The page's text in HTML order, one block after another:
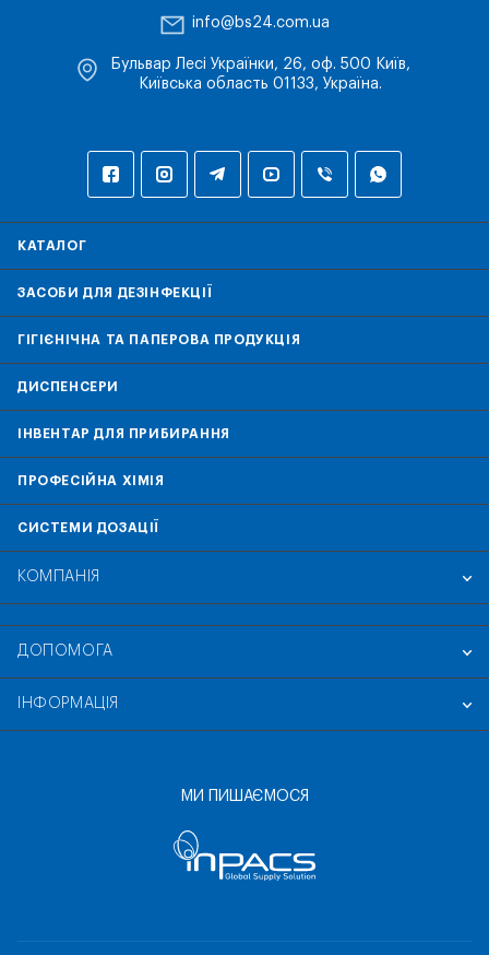
info@bs24.com.ua
Бульвар Лесі Українки, 26, оф. 500 Київ,
Київська область 01133, Україна.
КАТАЛОГ
ЗАСОБИ ДЛЯ ДЕЗІНФЕКЦІЇ
ГІГІЄНІЧНА ТА ПАПЕРОВА ПРОДУКЦІЯ
ДИСПЕНСЕРИ
ІНВЕНТАР ДЛЯ ПРИБИРАННЯ
ПРОФЕСІЙНА ХІМІЯ
СИСТЕМИ ДОЗАЦІЇ
КОМПАНІЯ
ДОПОМОГА
ІНФОРМАЦІЯ
МИ ПИШАЄМОСЯ